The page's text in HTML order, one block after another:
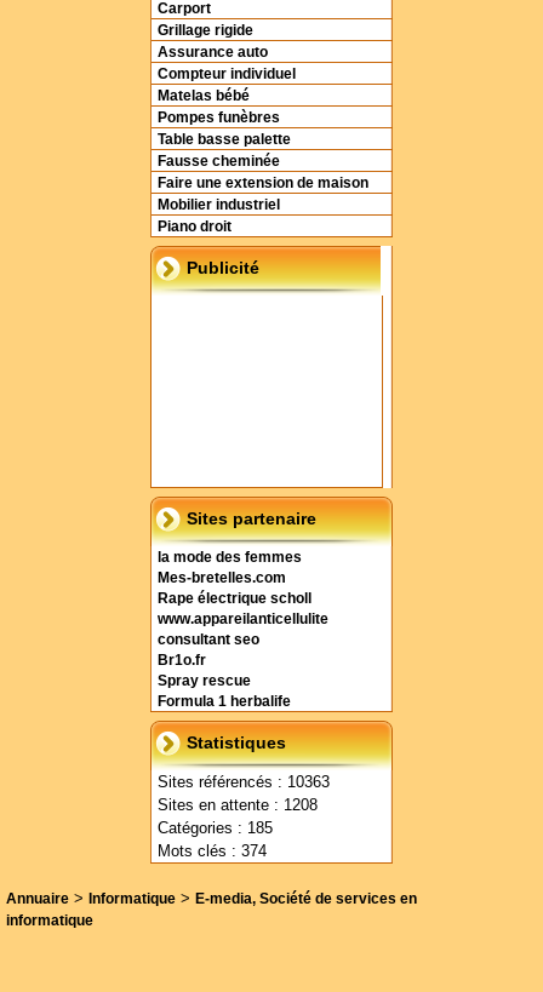
Carport
Grillage rigide
Assurance auto
Compteur individuel
Matelas bébé
Pompes funèbres
Table basse palette
Fausse cheminée
Faire une extension de maison
Mobilier industriel
Piano droit
Publicité
Sites partenaire
la mode des femmes
Mes-bretelles.com
Rape électrique scholl
www.appareilanticellulite
consultant seo
Br1o.fr
Spray rescue
Formula 1 herbalife
Statistiques
Sites référencés : 10363
Sites en attente : 1208
Catégories : 185
Mots clés : 374
Annuaire > Informatique > E-media, Société de services en
informatique